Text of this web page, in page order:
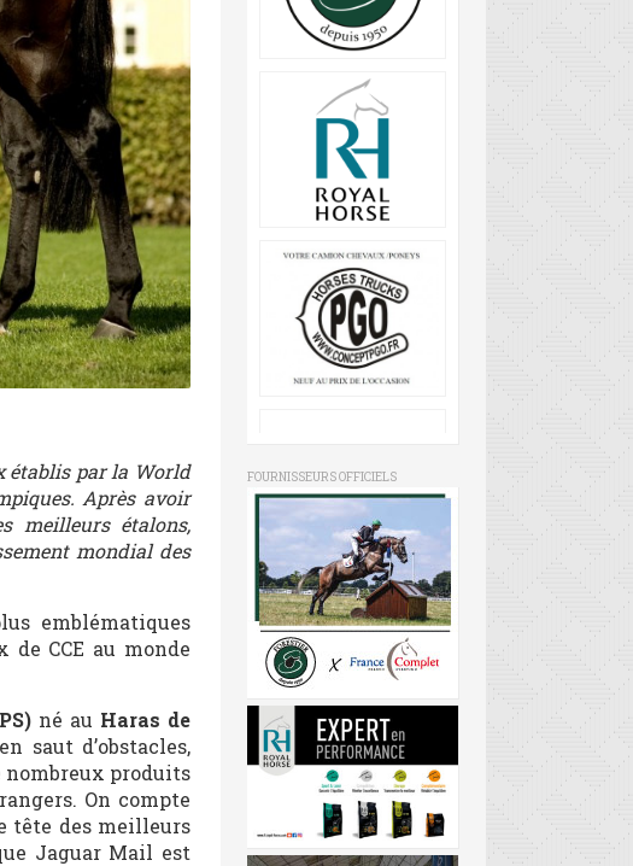
établis par la World
Après avoir
meilleurs étalons,
mondial des
emblématiques
CCE au monde
né au Haras de
saut d’obstacles,
nombreux produits
On compte
tête des meilleurs
Jaguar Mail est
FOURNISSEURS OFFICIELS